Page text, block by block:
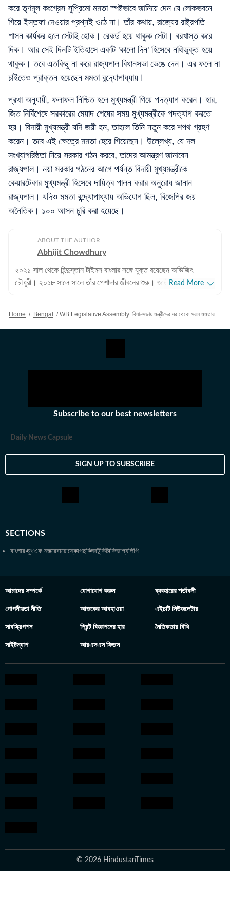
করে তৃণমূল কংগ্রেস সুপ্রিমো মমতা স্পষ্টভাবে জানিয়ে দেন যে লোকভবনে
গিয়ে ইস্তফা দেওয়ার প্রশ্নই ওঠে না। তাঁর কথায়, রাজ্যের রাষ্ট্রপতি
শাসন কার্যকর হলে সেটাই হোক। রেকর্ড হয়ে থাকুক সেটা। বরখাস্ত করে
দিক। আর সেই দিনটি ইতিহাসে একটি 'কালো দিন' হিসেবে নথিভুক্ত হয়ে
থাকুক। তবে এতকিছু না করে রাজ্যপাল বিধানসভা ভেঙে দেন। এর ফলে না
চাইতেও প্রাক্তন হয়েছেন মমতা বন্দ্যোপাধ্যায়।
প্রথা অনুযায়ী, ফলাফল নিশ্চিত হলে মুখ্যমন্ত্রী গিয়ে পদত্যাগ করেন। হার,
জিত নির্বিশেষে সরকারের মেয়াদ শেষের সময় মুখ্যমন্ত্রীকে পদত্যাগ করতে
হয়। বিদায়ী মুখ্যমন্ত্রী যদি জয়ী হন, তাহলে তিনি নতুন করে শপথ গ্রহণ
করেন। তবে এই ক্ষেত্রে মমতা হেরে গিয়েছেন। উল্লেখ্য, যে দল
সংখ্যাগরিষ্ঠতা নিয়ে সরকার গঠন করবে, তাদের আমন্ত্রণ জানাবেন
রাজ্যপাল। নয়া সরকার গঠনের আগে পর্যন্ত বিদায়ী মুখ্যমন্ত্রীকে
কেয়ারটেকার মুখ্যমন্ত্রী হিসেবে দায়িত্ব পালন করার অনুরোধ জানান
রাজ্যপাল। যদিও মমতা বন্দ্যোপাধ্যায় অভিযোগ ছিল, বিজেপির জয়
অনৈতিক। ১০০ আসন চুরি করা হয়েছে।
ABOUT THE AUTHOR
Abhijit Chowdhury
২০২১ সাল থেকে হিন্দুস্তান টাইমস বাংলার সঙ্গে যুক্ত রয়েছেন অভিজিৎ
চৌধুরী। ২০১৮ সালে সালে তাঁর পেশাদার জীবনের শুরু। জাতীয়, আন্তর্জাতিক
বিষয়ে তাঁর আগ্রহ সবচেয়ে বেশি। কলকাতা বিশ্ববিদ্যালয় থেকে সাংবাদিকতায়
ভারতে কাজ করার অভিজ্ঞতা রয়েছে অভিজিতের। এছাড়া আকাশবাণীতে রেডিও
জকি হিসেবেও কাজ করেছিলেন তিনি। খবরের জগৎ ছাড়া খেলাধুলো, ইতিহাসে
থেকে। এরপর কলকাতা বিশ্ববিদ্যালয় থেকে একই বিষয়ে স্নাতকোত্তর ডিগ্রি
বই পড়ে এবং বিভিন্ন বিষয়ে ডকুমেন্টারি দেখে।
Read More
Home / Bengal / WB Legislative Assembly: বিধানসভায় মন্ত্রীদের ঘর থেকে সরল মমতার ছবি, ৪টি কক্ষে কাউকে ঢুকতে না দেওয়ার নির্দেশ
Subscribe to our best newsletters
Daily News Capsule
SIGN UP TO SUBSCRIBE
SECTIONS
বাংলার মুখএক নজরেবায়োস্কোপছবিঘরটুকিটাকিভাগ্যলিপি
আমাদের সম্পর্কে যোগাযোগ করুন ব্যবহারের শর্তাবলী
গোপনীয়তা নীতি আজকের আবহাওয়া এইচটি নিউজলেটার
সাবস্ক্রিপশন প্রিন্ট বিজ্ঞাপনের হার নৈতিকতার বিধি
সাইটম্যাপ আরএসএস ফিডস
© 2026 HindustanTimes